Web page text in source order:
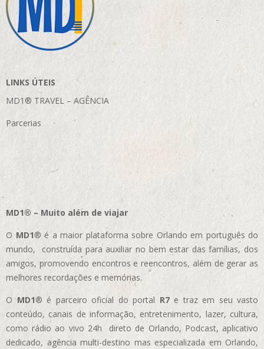
LINKS ÚTEIS
MD1® TRAVEL – AGÊNCIA
Parcerias
MD1® – Muito além de viajar
O MD1® é a maior plataforma sobre Orlando em português do
mundo, construída para auxiliar no bem estar das famílias, dos
amigos, promovendo encontros e reencontros, além de gerar as
melhores recordações e memórias.
OMD1® é parceiro oficial do portal R7e traz em seu vasto
conteúdo, canais de informação, entretenimento, lazer, cultura,
como rádio ao vivo 24h direto de Orlando, Podcast, aplicativo
dedicado, agência multi-destino mas especializada em Orlando,